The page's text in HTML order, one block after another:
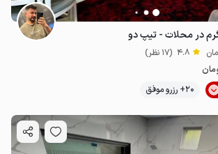
در محلات - تیپ دو
4.8 (17 نظر)
20+ رزرو موفق